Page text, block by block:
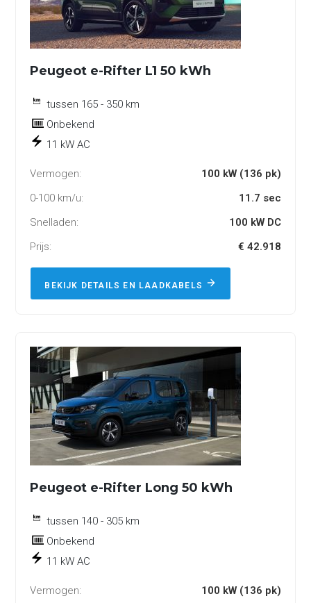
Peugeot e-Rifter L1 50 kWh
tussen 165 - 350 km
Onbekend
11 kW AC
Vermogen:
100 kW (136 pk)
0-100 km/u:
11.7 sec
Snelladen:
100 kW DC
Prijs:
€ 42.918
BEKIJK DETAILS EN LAADKABELS
Peugeot e-Rifter Long 50 kWh
tussen 140 - 305 km
Onbekend
11 kW AC
Vermogen:
100 kW (136 pk)